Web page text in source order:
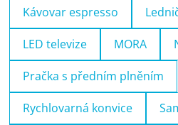
Kávovar espresso
LED televize MORA
Pračka s předním plněním
Rychlovarná konvice